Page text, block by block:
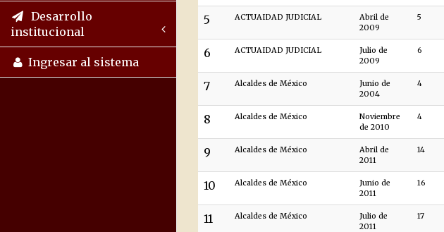
Desarrollo
institucional
Ingresar al sistema
5 ACTUAIDAD JUDICIAL
Abril de
2009
5
6 ACTUAIDAD JUDICIAL
Julio de
2009
6
7 Alcaldes de México
Junio de
2004
4
8 Alcaldes de México
Noviembre
de 2010
4
9 Alcaldes de México
Abril de
2011
14
10 Alcaldes de México
Junio de
2011
16
11 Alcaldes de México
Julio de
2011
17